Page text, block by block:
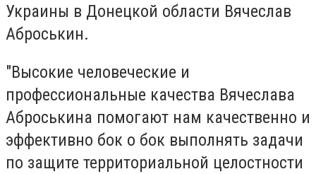
Украины в Донецкой области Вячеслав
Аброськин.
"Высокие человеческие и
профессиональные качества Вячеслава
Аброськина помогают нам качественно и
эффективно бок о бок выполнять задачи
по защите территориальной целостности